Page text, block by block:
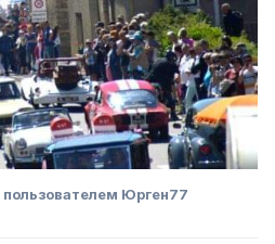
пользователем Юрген77